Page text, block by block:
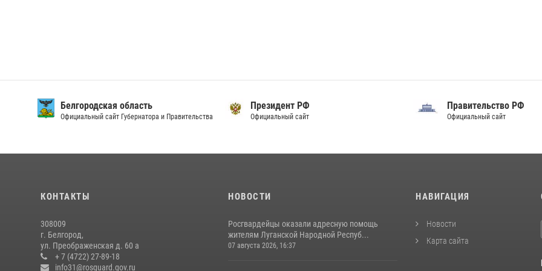
Белгородская область
Официальный сайт Губернатора и Правительства
Президент РФ
Официальный сайт
Правительство РФ
Официальный сайт
КОНТАКТЫ
308009
г. Белгород,
ул. Преображенская д. 60 а
+ 7 (4722) 27-89-18
info31@rosguard.gov.ru
НОВОСТИ
Росгвардейцы оказали адресную помощь
жителям Луганской Народной Респуб...
07 августа 2026, 16:37
НАВИГАЦИЯ
Новости
Карта сайта